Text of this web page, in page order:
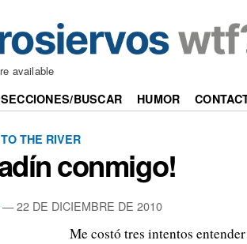
available
SECCIONES/BUSCAR HUMOR
THE RIVER
conmigo!
—22 DE DICIEMBRE DE 2010
Me costó tres intentos